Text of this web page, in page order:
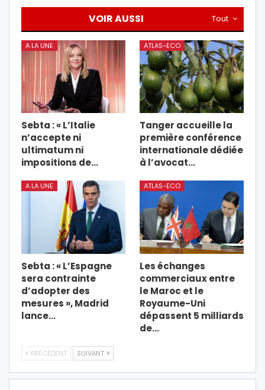
Tout
VOIR AUSSI
A LA UNE
Sebta : « L’Italie
n’accepte ni
ultimatum ni
impositions de…
ATLAS-ECO
Tanger accueille la
première conférence
internationale dédiée
à l’avocat…
A LA UNE
Sebta : « L’Espagne
sera contrainte
d’adopter des
mesures », Madrid
lance…
ATLAS-ECO
Les échanges
commerciaux entre
le Maroc et le
Royaume-Uni
dépassent 5 milliards
de…
PRÉCÉDENT SUIVANT